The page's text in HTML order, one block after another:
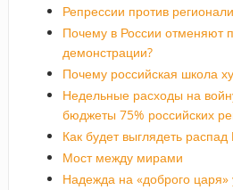
Репрессии против
Почему в России отменяют
демонстрации?
Почему российская школа
Недельные расходы на
бюджеты 75% российских
Как будет выглядеть распад
Мост между мирами
Надежда на «доброго царя»